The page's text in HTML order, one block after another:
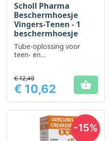
Scholl Pharma
Beschermhoesje
Vingers-Tenen - 1
beschermhoesje
Tube-oplossing voor
teen- en
Prijs
€ 12,49
€ 10,62 
-15%